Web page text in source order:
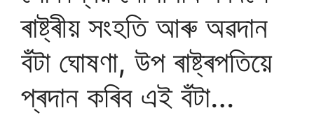
ৰাষ্ট্ৰীয় সংহতি আৰু অৱদান
বঁটা ঘোষণা, উপ ৰাষ্ট্ৰপতিয়ে
প্ৰদান কৰিব এই বঁটা…